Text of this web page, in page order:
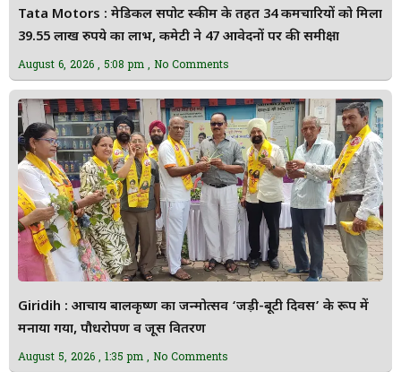
Tata Motors : मेडिकल सपोर्ट स्कीम के तहत 34 कर्मचारियों को मिला
39.55 लाख रुपये का लाभ, कमेटी ने 47 आवेदनों पर की समीक्षा
August 6, 2026 5:08 pm No Comments
Giridih : आचार्य बालकृष्ण का जन्मोत्सव ‘जड़ी-बूटी दिवस’ के रूप में
मनाया गया, पौधरोपण व जूस वितरण
August 5, 2026 1:35 pm No Comments